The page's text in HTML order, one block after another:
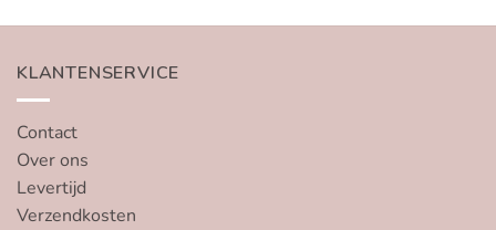
KLANTENSERVICE
Contact
Over ons
Levertijd
Verzendkosten